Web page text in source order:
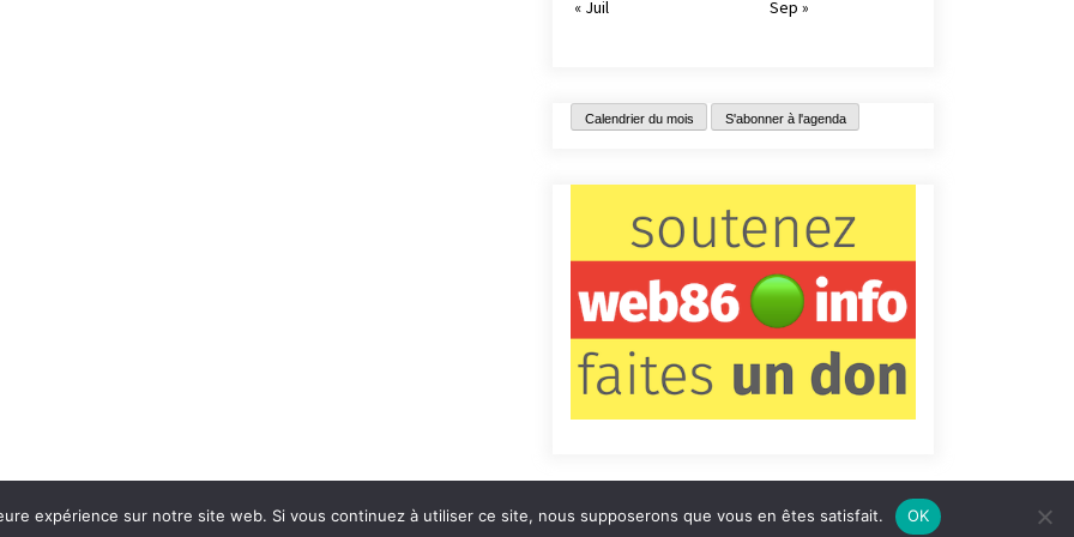
« Juil
Sep »
Calendrier du mois S'abonner à l'agenda
Contact Qui sommes-nous ? Informations légales
expérience sur notre site web. Si vous continuez à utiliser ce site, nous supposerons que vous en êtes satisfait. OK